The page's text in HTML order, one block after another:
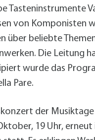
Tasteninstrumente
von Komponisten
über beliebte
Die Leitung
wurde das
Pare.
der
19 Uhr,